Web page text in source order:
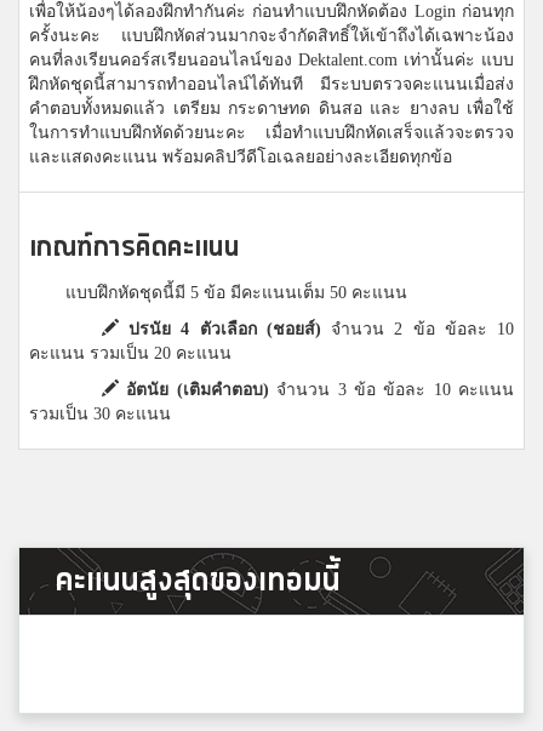
เพื่อให้น้องๆได้ลองฝึกทำกันค่ะ ก่อนทำแบบฝึกหัดต้อง Login ก่อนทุก
ครั้งนะคะ แบบฝึกหัดส่วนมากจะจำกัดสิทธิ์ให้เข้าถึงได้เฉพาะน้อง
คนที่ลงเรียนคอร์สเรียนออนไลน์ของ Dektalent.com เท่านั้นค่ะ แบบ
ฝึกหัดชุดนี้สามารถทำออนไลน์ได้ทันที มีระบบตรวจคะแนนเมื่อส่ง
คำตอบทั้งหมดแล้ว เตรียม กระดาษทด ดินสอ และ ยางลบ เพื่อใช้
ในการทำแบบฝึกหัดด้วยนะคะ เมื่อทำแบบฝึกหัดเสร็จแล้วจะตรวจ
และแสดงคะแนน พร้อมคลิปวีดีโอเฉลยอย่างละเอียดทุกข้อ
เกณฑ์การคิดคะแนน
แบบฝึกหัดชุดนี้มี 5 ข้อ มีคะแนนเต็ม 50 คะแนน
ปรนัย 4 ตัวเลือก (ชอยส์) จำนวน 2 ข้อ ข้อละ 10
คะแนน รวมเป็น 20 คะแนน
อัตนัย (เติมคำตอบ) จำนวน 3 ข้อ ข้อละ 10 คะแนน
รวมเป็น 30 คะแนน
คะแนนสูงสุดของเทอมนี้